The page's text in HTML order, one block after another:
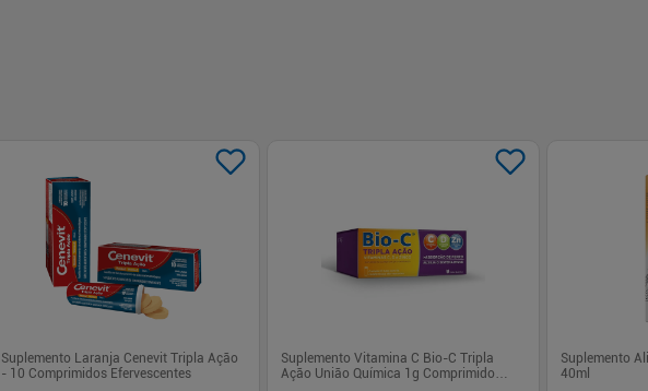
Suplemento Laranja Cenevit Tripla Ação
- 10 Comprimidos Efervescentes
Suplemento Vitamina C Bio-C Tripla
Ação União Química 1g Comprimido
Suplemento
40ml